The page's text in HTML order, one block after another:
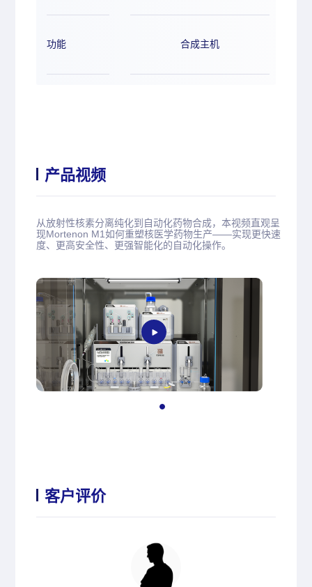
功能 合成主机
产品视频
从放射性核素分离纯化到自动化药物合成，本视频直观呈
现Mortenon M1如何重塑核医学药物生产——实现更快速
度、更高安全性、更强智能化的自动化操作。
客户评价